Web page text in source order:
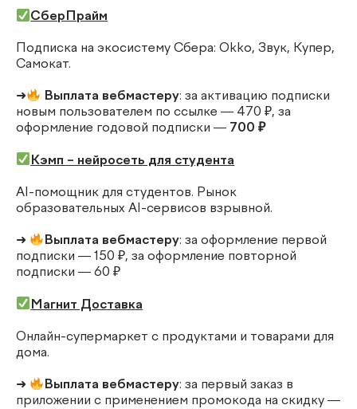
СберПрайм
Подписка на экосистему Сбера: Okko, Звук, Купер,
Самокат.
➜ Выплата вебмастеру: за активацию подписки
новым пользователем по ссылке — 470 ₽, за
оформление годовой подписки — 700 ₽
Кэмп – нейросеть для студента
AI-помощник для студентов. Рынок
образовательных AI-сервисов взрывной.
➜ Выплата вебмастеру: за оформление первой
подписки — 150 ₽, за оформление повторной
подписки — 60 ₽
Магнит Доставка
Онлайн-супермаркет с продуктами и товарами для
дома.
➜ Выплата вебмастеру: за первый заказ в
приложении с применением промокода на скидку —